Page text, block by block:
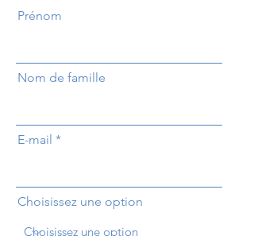
Prénom
Nom de famille
E-mail
Choisissez une option